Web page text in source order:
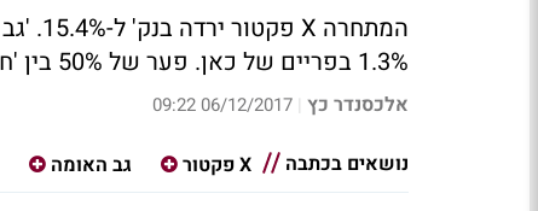
1.3% בפריים של כאן. פער של 50% בין 'חדשות 2' בקשת לזו ברשת
אלכסנדר כץ |
06/12/2017 09:22
נושאים בכתבה
X פקטור גב האומה